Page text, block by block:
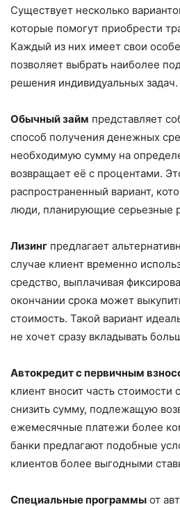
Существует несколько
которые помогут приобрести
Каждый из них имеет свои
позволяет выбрать наиболее
решения индивидуальных задач.
Обычный займ представляет
способ получения денежных
необходимую сумму на
возвращает её с процентами.
распространенный вариант,
люди, планирующие серьезные
Лизинг предлагает
случае клиент временно
средство, выплачивая
окончании срока может
стоимость. Такой вариант
не хочет сразу вкладывать
Автокредит с первичным
клиент вносит часть стоимости
снизить сумму, подлежащую
ежемесячные платежи более
банки предлагают подобные
клиентов более выгодными
Специальные программы от